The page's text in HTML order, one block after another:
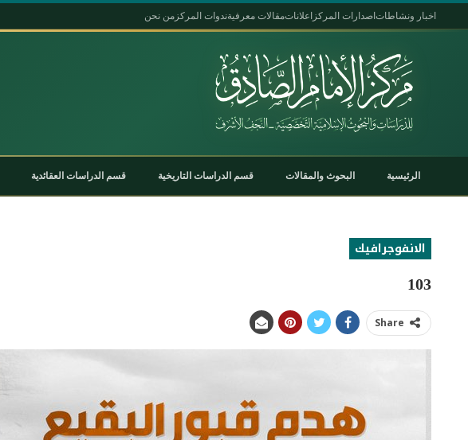
اخبار ونشاطات اصدارات المركز اعلاناتمقالات معرفيةندوات المركز من نحن
الرئيسية البحوث والمقالات قسم الدراسات التاريخية قسم الدراسات العقائدية
الانفوجرافيك
103
Share